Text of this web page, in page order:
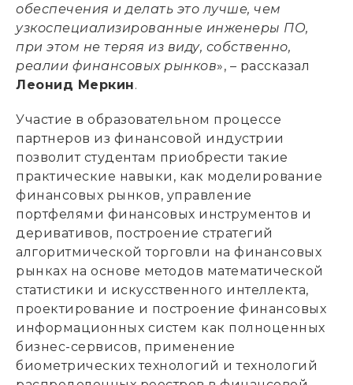
обеспечения и делать это лучше, чем
узкоспециализированные инженеры ПО,
при этом не теряя из виду, собственно,
реалии финансовых рынков», – рассказал
Леонид Меркин.
Участие в образовательном процессе
партнеров из финансовой индустрии
позволит студентам приобрести такие
практические навыки, как моделирование
финансовых рынков, управление
портфелями финансовых инструментов и
деривативов, построение стратегий
алгоритмической торговли на финансовых
рынках на основе методов математической
статистики и искусственного интеллекта,
проектирование и построение финансовых
информационных систем как полноценных
бизнес-сервисов, применение
биометрических технологий и технологий